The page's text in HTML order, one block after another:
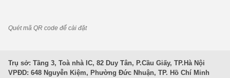
Quét mã QR code để cài đặt
Trụ sở: Tầng 3, Toà nhà IC, 82 Duy Tân, P.Cầu Giấy, TP.Hà Nội
VPĐD: 648 Nguyễn Kiệm, Phường Đức Nhuận, TP. Hồ Chí Minh